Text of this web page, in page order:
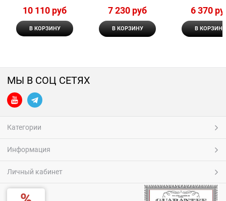
10 110 руб
В КОРЗИНУ
7 230 руб
В КОРЗИНУ
6 370
В КОРЗИНУ
МЫ В СОЦ СЕТЯХ
Категории
Информация
Личный кабинет